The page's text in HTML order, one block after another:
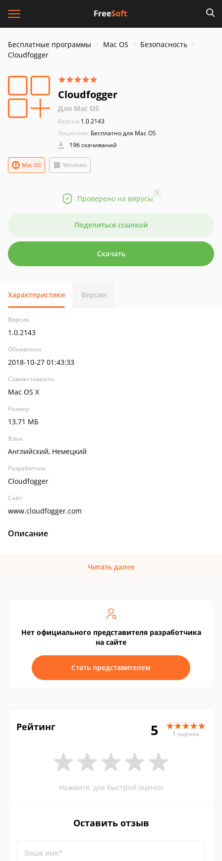
Бесплатные программы Mac OS
Безопасность
Cloudfogger
Cloudfogger
Для Mac OS
Версия:1.0.2143
Лицензия: Бесплатно для Mac OS
196 скачиваний
Windows
Mac OS
Проверено на вирусы
?
Поделиться ссылкой
Скачать
Характеристики Версии
Версия
1.0.2143
Обновлено
2018-10-27 01:43:33
Совместимость
Mac OS X
Размер
13.71 МБ
Язык
Английский, Немецкий
Разработчик
Cloudfogger
Сайт
www.cloudfogger.com
Описание
Читать далее
Нет официального представителя разработчика
на сайте
Стать представителем
Рейтинг 5 1 оценка
Нажмите, для быстрой оценки
Оставить отзыв
Ваше имя*